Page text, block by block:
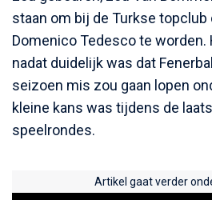
staan om bij de Turkse topclub
Domenico Tedesco te
nadat duidelijk was dat
seizoen mis zou gaan lopen
kleine kans was tijdens de
speelrondes.
Artikel gaat verder